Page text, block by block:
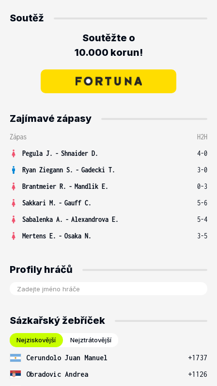
Soutěž
Soutěžte o
10.000 korun!
Zajímavé zápasy
Zápas
H2H
Pegula J. - Shnaider D.
4-0
Ryan Ziegann S. - Gadecki T.
3-0
Brantmeier R. - Mandlik E.
0-3
Sakkari M. - Gauff C.
5-6
Sabalenka A. - Alexandrova E.
5-4
Mertens E. - Osaka N. 3-5
Profily hráčů
Sázkařský žebříček
Nejziskovější Nejztrátovější
Cerundolo Juan Manuel
+1737
Obradovic Andrea
+1126